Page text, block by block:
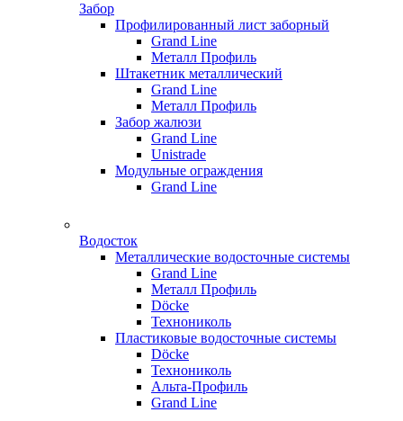
Забор
Профилированный лист заборный
Grand Line
Металл Профиль
Штакетник металлический
Grand Line
Металл Профиль
Забор жалюзи
Grand Line
Unistrade
Модульные ограждения
Grand Line
Водосток
Металлические водосточные системы
Grand Line
Металл Профиль
Döсkе
Технониколь
Пластиковые водосточные системы
Döcke
Технониколь
Альта-Профиль
Grand Line